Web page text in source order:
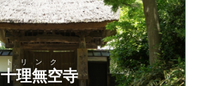
十理無空寺
トリンク